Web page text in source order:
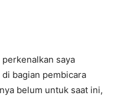
saya
bagian pembicara
belum untuk saat ini,